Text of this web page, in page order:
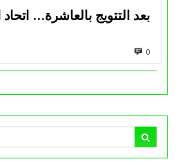
بعد التتويج بالعاشرة…
0